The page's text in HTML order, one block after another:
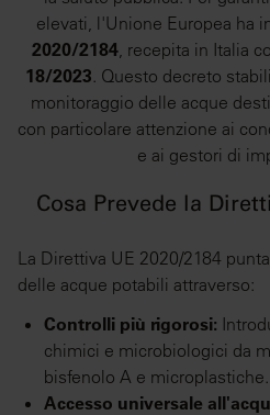
elevati, l'Unione Europea ha
2020/2184 , recepita in Italia
18/2023 . Questo decreto
monitoraggio delle acque
con particolare attenzione ai
e ai gestori di
Cosa Prevede la
La Direttiva UE 2020/2184
delle acque potabili attraverso:
Controlli più rigorosi:
chimici e microbiologici da
bisfenolo A e microplastiche.
Accesso universale